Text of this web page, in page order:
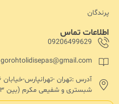
اطلاعات تماس
09206499629
gorohtolidisepas@gmail.com
شبستری و شفیعی مکرم (بین ۱۳۳ و۱۳۵)پلاک ۱۸۲
پرندگان